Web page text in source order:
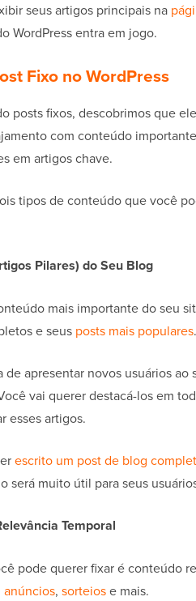
seus artigos principais na
WordPress entra em jogo.
Fixo no WordPress
posts fixos, descobrimos que
com conteúdo
em artigos chave.
tipos de conteúdo que você
Pilares) do Seu Blog
mais importante do seu
e seus posts mais populares.
de apresentar novos usuários ao
vai querer destacá-los em
esses artigos.
escrito um post de blog
será muito útil para seus
Temporal
pode querer fixar é conteúdo
anúncios, sorteiose mais.